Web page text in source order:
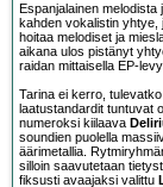
Espanjalainen
kahden vokalistin yhtye,
hoitaa melodiset ja
aikana ulos pistänyt
raidan mittaisella EP-
Tarina ei kerro,
laatustandardit tuntuvat
numeroksi kiilaava
soundien puolella
äärimetallia.
silloin saavutetaan
fiksusti avaajaksi valittu